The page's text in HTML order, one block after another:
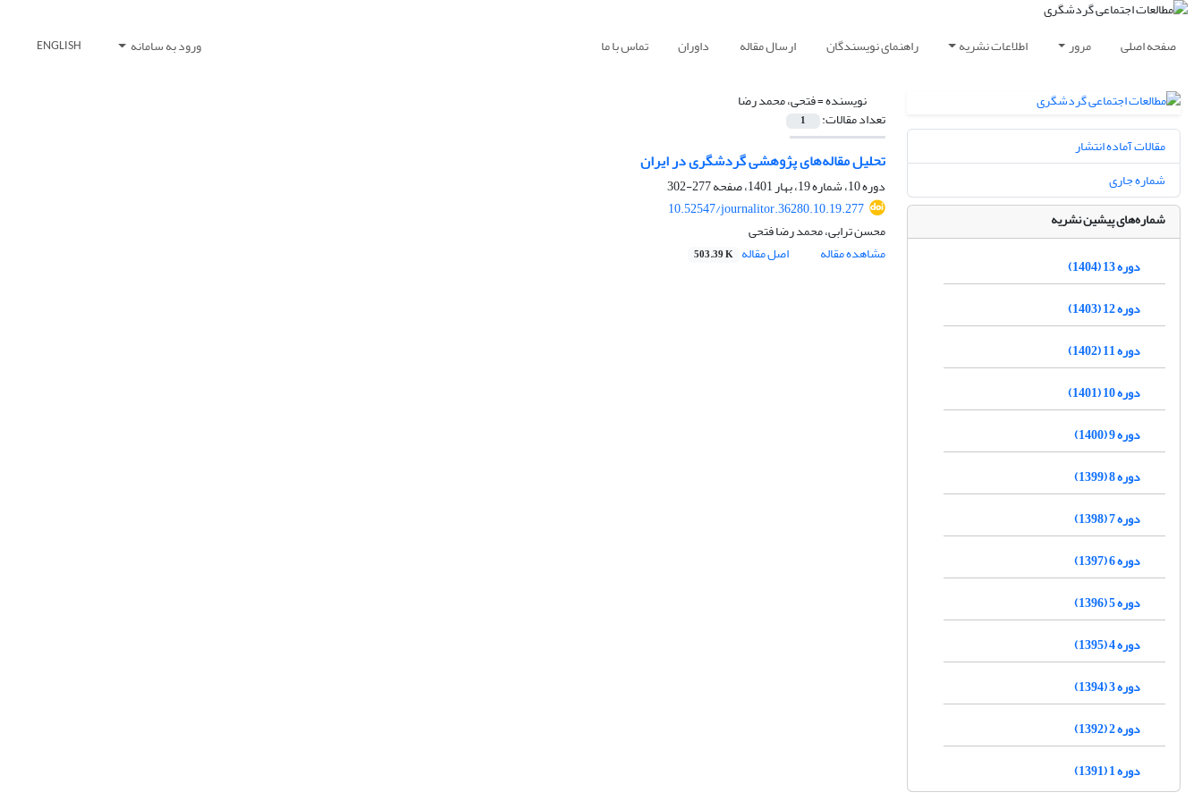
صفحه اصلی مرور اطلاعات نشریه راهنمای نویسندگان ارسال مقاله داوران تماس با ما ورود به سامانه ENGLISH
نویسنده =فتحی، محمد رضا
تعداد مقالات: 1
تحلیل مقاله‌های پژوهشی گردشگری در ایران
دوره 10، شماره 19، بهار 1401، صفحه
277-302
10.52547/journalitor.36280.10.19.277
محسن ترابی، محمد رضا فتحی
مشاهده مقاله
اصل مقاله 503.39 K
مقالات آماده انتشار
شماره جاری
شماره‌های پیشین نشریه
دوره 13 (1404)
دوره 12 (1403)
دوره 11 (1402)
دوره 10 (1401)
دوره 9 (1400)
دوره 8 (1399)
دوره 7 (1398)
دوره 6 (1397)
دوره 5 (1396)
دوره 4 (1395)
دوره 3 (1394)
دوره 2 (1392)
دوره 1 (1391)